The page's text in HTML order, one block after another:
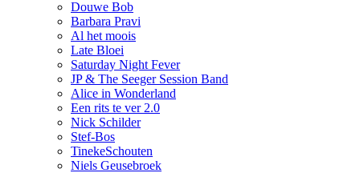
Douwe Bob
Barbara Pravi
Al het moois
Late Bloei
Saturday Night Fever
JP & The Seeger Session Band
Alice in Wonderland
Een rits te ver 2.0
Nick Schilder
Stef-Bos
TinekeSchouten
Niels Geusebroek